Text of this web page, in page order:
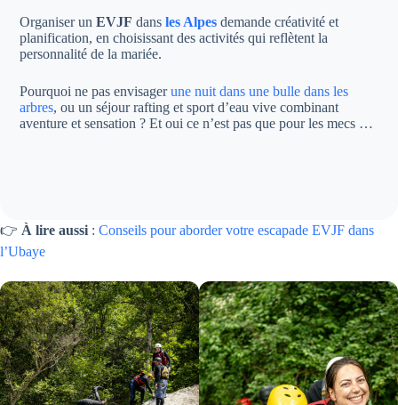
Organiser unEVJF dans les Alpes demande créativité et
planification, en choisissant des activités qui reflètent la
personnalité de la mariée.
Pourquoi ne pas envisagerune nuit dans une bulle dans les
arbres, ou un séjour rafting et sport d’eau vive combinant
aventure et sensation ? Et oui ce n’est pas que pour les mecs …
👉 À lire aussi : Conseils pour aborder votre escapade EVJF dans
l’Ubaye